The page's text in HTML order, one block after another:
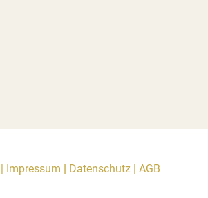
Impressum | Datenschutz| AGB